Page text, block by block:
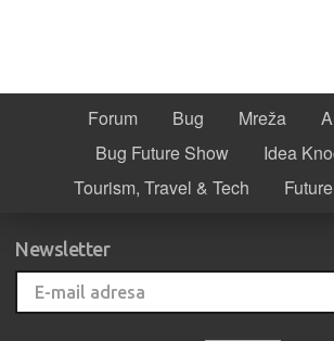
Forum Bug Mreža
Bug Future Show
Idea
Tourism, Travel & Tech
Newsletter